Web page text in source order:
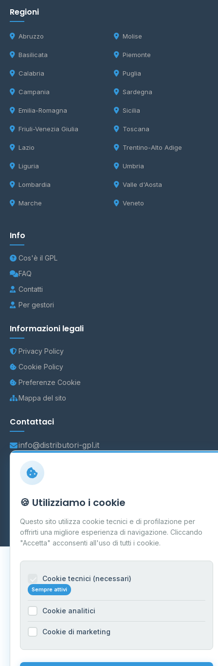
Regioni
Abruzzo
Basilicata
Calabria
Campania
Emilia-Romagna
Friuli-Venezia Giulia
Lazio
Liguria
Lombardia
Marche
Molise
Piemonte
Puglia
Sardegna
Sicilia
Toscana
Trentino-Alto Adige
Umbria
Valle d'Aosta
Veneto
Info
Cos'è il GPL
FAQ
Contatti
Per gestori
Informazioni legali
Privacy Policy
Cookie Policy
Preferenze Cookie
Mappa del sito
Contattaci
info@distributori-gpl.it
Carpi P.IVA 03859300364
Dati forniti daMinistero delle Imprese e del Made in Italy
Aggiornamento quotidiano
🍪 Utilizziamo i cookie
Questo sito utilizza cookie tecnici e di profilazione per
offrirti una migliore esperienza di navigazione. Cliccando
"Accetta" acconsenti all'uso di tutti i cookie.
Cookie tecnici (necessari)
Sempre attivi
Cookie analitici
Cookie di marketing